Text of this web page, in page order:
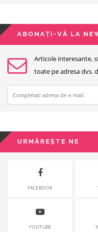
ABONAȚI-VĂ LA
Articole interesante,
toate pe adresa dvs.
URMĂREȘTE NE
FACEBOOK
YOUTUBE